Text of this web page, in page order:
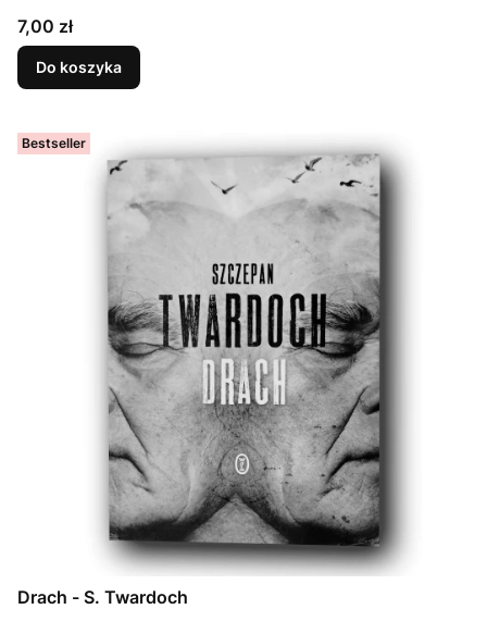
Cena
7,00 zł
Do koszyka
Bestseller
Drach - S. Twardoch